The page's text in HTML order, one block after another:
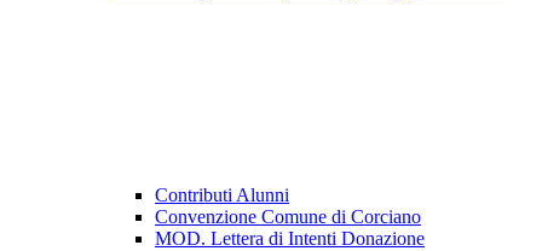
Contributi Alunni
Convenzione Comune di Corciano
MOD. Lettera di Intenti Donazione